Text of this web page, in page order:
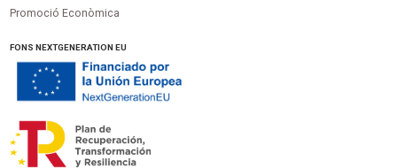
Promoció Econòmica
FONS NEXTGENERATION EU